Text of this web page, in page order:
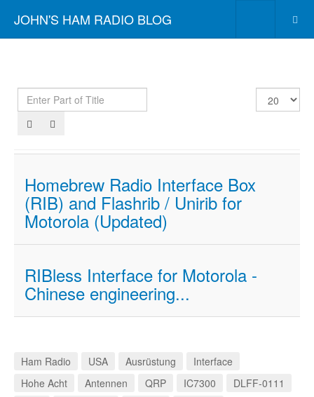
JOHN'S HAM RADIO BLOG
Enter
Part
Display
#
Homebrew Radio Interface Box
(RIB) and Flashrib / Unirib for
Motorola (Updated)
RIBless Interface for Motorola -
Chinese engineering...
Ham Radio USA Ausrüstung
Interface
Hohe Acht
Antennen QRP IC7300
DLFF-0111